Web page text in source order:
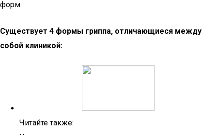
форм
Существует 4 формы гриппа, отличающиеся между
собой клиникой:
Читайте также: